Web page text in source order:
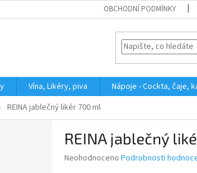
OBCHODNÍ PODMÍNKY
Vína, Likéry, piva Nápoje - Cockta, čaje,
REINA jablečný likér 700 ml
REINA jablečný
Průměrné
Neohodnoceno Podrobnosti